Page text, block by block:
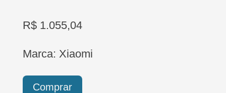
R$ 1.055,04
Marca: Xiaomi
Comprar